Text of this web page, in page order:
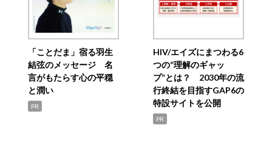
「ことだま」宿る羽生
結弦のメッセージ 名
言がもたらす心の平穏
と潤い
PR
HIV/エイズにまつわる6
つの“理解のギャッ
プ”とは？ 2030年の流
行終結を目指すGAP6の
特設サイトを公開
PR